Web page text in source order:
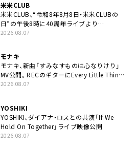
米米CLUB
米米CLUB、“令和8年8月8日・米米CLUBの
日”の午後8時に40周年ライブより
「FANtachy medley」を88年限定公開
2026.08.07
モナキ
モナキ、新曲「すみなすものは心なりけり」
MV公開。RECのギターにEvery Little Thing・
伊藤一朗参加も
2026.08.07
YOSHIKI
YOSHIKI、ダイアナ・ロスとの共演「If We
Hold On Together」ライブ映像公開
2026.08.07